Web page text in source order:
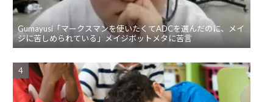
Gumayusi「マークスマンを使いたくてADCを選んだのに、メイ
ジに苦しめられている」メイジボットメタに苦言